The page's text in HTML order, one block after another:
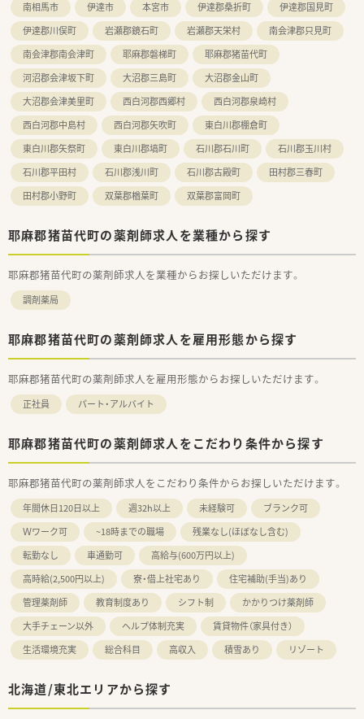
南相馬市 伊達市 本宮市 伊達郡桑折町
伊達郡国見町
伊達郡川俣町
岩瀬郡鏡石町 岩瀬郡天栄村
南会津郡只見町
南会津郡南会津町
耶麻郡磐梯町
耶麻郡猪苗代町
河沼郡会津坂下町
大沼郡三島町
大沼郡金山町
大沼郡会津美里町
西白河郡西郷村
西白河郡泉崎村
西白河郡中島村
西白河郡矢吹町
東白川郡棚倉町
東白川郡矢祭町
東白川郡塙町 石川郡石川町
石川郡玉川村
石川郡平田村
石川郡浅川町 石川郡古殿町
田村郡三春町
田村郡小野町
双葉郡楢葉町 双葉郡富岡町
耶麻郡猪苗代町の薬剤師求人を業種から探す
耶麻郡猪苗代町の薬剤師求人を業種からお探しいただけます。
調剤薬局
耶麻郡猪苗代町の薬剤師求人を雇用形態から探す
耶麻郡猪苗代町の薬剤師求人を雇用形態からお探しいただけます。
正社員 パート・アルバイト
耶麻郡猪苗代町の薬剤師求人をこだわり条件から探す
耶麻郡猪苗代町の薬剤師求人をこだわり条件からお探しいただけます。
年間休日120日以上 週32h以上 未経験可
ブランク可
Ｗワーク可
~18時までの職場
残業なし(ほぼなし含む)
転勤なし
車通勤可
高給与(600万円以上)
高時給(2,500円以上)
寮・借上社宅あり
住宅補助(手当)あり
管理薬剤師
教育制度あり シフト制
かかりつけ薬剤師
大手チェーン以外
ヘルプ体制充実
賃貸物件（家具付き）
生活環境充実
総合科目 高収入 積雪あり リゾート
北海道/東北エリアから探す